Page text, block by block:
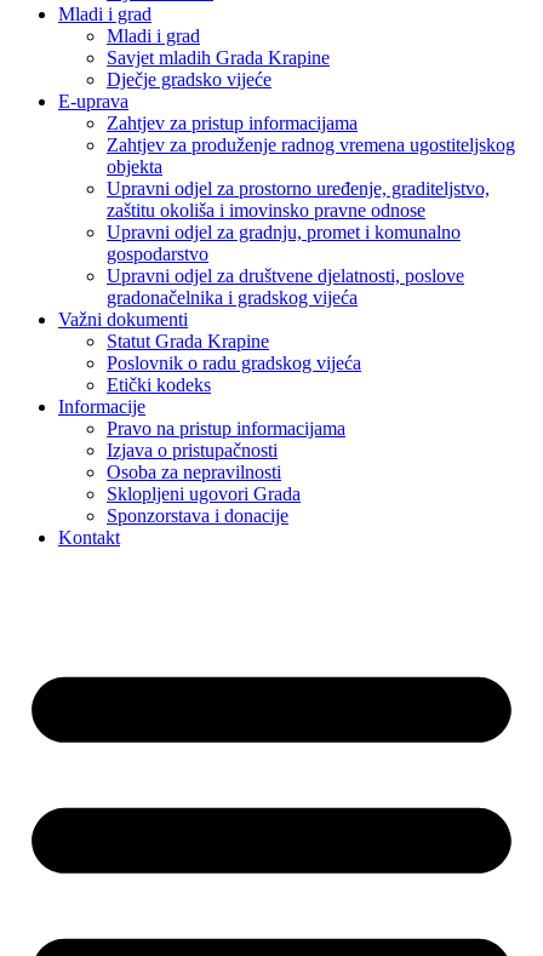
Mladi i grad
Mladi i grad
Savjet mladih Grada Krapine
Dječje gradsko vijeće
E-uprava
Zahtjev za pristup informacijama
Zahtjev za produženje radnog vremena ugostiteljskog
objekta
Upravni odjel za prostorno uređenje, graditeljstvo,
zaštitu okoliša i imovinsko pravne odnose
Upravni odjel za gradnju, promet i komunalno
gospodarstvo
Upravni odjel za društvene djelatnosti, poslove
gradonačelnika i gradskog vijeća
Važni dokumenti
Statut Grada Krapine
Poslovnik o radu gradskog vijeća
Etički kodeks
Informacije
Pravo na pristup informacijama
Izjava o pristupačnosti
Osoba za nepravilnosti
Sklopljeni ugovori Grada
Sponzorstava i donacije
Kontakt